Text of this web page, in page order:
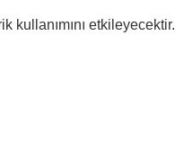
kullanımını etkileyecektir.